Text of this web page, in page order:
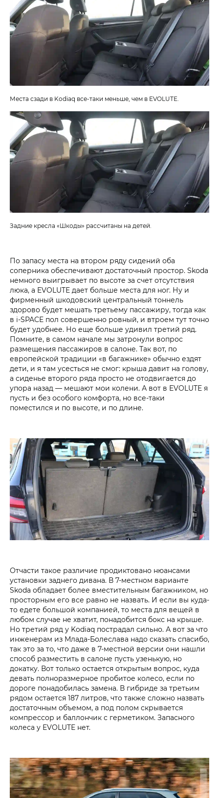
Места сзади в Kodiaq все-таки меньше, чем в EVOLUTE.
Задние кресла «Шкоды» рассчитаны на детей.
По запасу места на втором ряду сидений оба
соперника обеспечивают достаточный простор. Skoda
немного выигрывает по высоте за счет отсутствия
люка, а EVOLUTE дает больше места для ног. Ну и
фирменный шкодовский центральный тоннель
здорово будет мешать третьему пассажиру, тогда как
в i‑SPACE пол совершенно ровный, и втроем тут точно
будет удобнее. Но еще больше удивил третий ряд.
Помните, в самом начале мы затронули вопрос
размещения пассажиров в салоне. Так вот, по
европейской традиции «в багажнике» обычно ездят
дети, и я там усесться не смог: крыша давит на голову,
а сиденье второго ряда просто не отодвигается до
упора назад — мешают мои колени. А вот в EVOLUTE я
пусть и без особого комфорта, но все-таки
поместился и по высоте, и по длине.
Отчасти такое различие продиктовано нюансами
установки заднего дивана. В 7‑местном варианте
Skoda обладает более вместительным багажником, но
просторным его все равно не назвать. И если вы куда-
то едете большой компанией, то места для вещей в
любом случае не хватит, понадобится бокс на крыше.
Но третий ряд у Kodiaq пострадал сильно. А вот за что
инженерам из Млада-Болеслава надо сказать спасибо,
так это за то, что даже в 7‑местной версии они нашли
способ разместить в салоне пусть узенькую, но
докатку. Вот только остается открытым вопрос, куда
девать полноразмерное пробитое колесо, если по
дороге понадобилась замена. В гибриде за третьим
рядом остается 187 литров, что также сложно назвать
достаточным объемом, а под полом скрывается
компрессор и баллончик с герметиком. Запасного
колеса у EVOLUTE нет.